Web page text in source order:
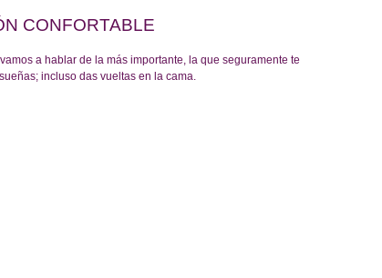
CONFORTABLE
a hablar de la más importante, la que seguramente te
incluso das vueltas en la cama.